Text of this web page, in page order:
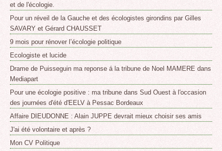
et de l'écologie.
Pour un réveil de la Gauche et des écologistes girondins par Gilles
SAVARY et Gérard CHAUSSET
9 mois pour rénover l’écologie politique
Ecologiste et lucide
Drame de Puisseguin ma reponse á la tribune de Noel MAMERE dans
Mediapart
Pour une écologie positive : ma tribune dans Sud Ouest à l'occasion
des journées d'été d'EELV à Pessac Bordeaux
Affaire DIEUDONNE : Alain JUPPE devrait mieux choisir ses amis
J'ai été volontaire et après ?
Mon CV Politique